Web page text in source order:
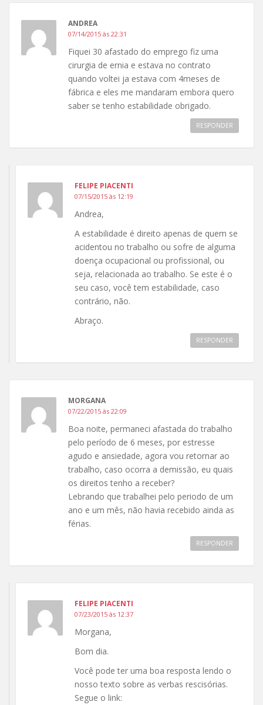
ANDREA
07/14/2015 às 22:31
Fiquei 30 afastado do emprego fiz uma
cirurgia de ernia e estava no contrato
quando voltei ja estava com 4meses de
fábrica e eles me mandaram embora quero
saber se tenho estabilidade obrigado.
RESPONDER
FELIPE PIACENTI
07/15/2015 às 12:19
Andrea,
A estabilidade é direito apenas de quem se
acidentou no trabalho ou sofre de alguma
doença ocupacional ou profissional, ou
seja, relacionada ao trabalho. Se este é o
seu caso, você tem estabilidade, caso
contrário, não.
Abraço.
RESPONDER
MORGANA
07/22/2015 às 22:09
Boa noite, permaneci afastada do trabalho
pelo período de 6 meses, por estresse
agudo e ansiedade, agora vou retornar ao
trabalho, caso ocorra a demissão, eu quais
os direitos tenho a receber?
Lebrando que trabalhei pelo periodo de um
ano e um mês, não havia recebido ainda as
férias.
RESPONDER
FELIPE PIACENTI
07/23/2015 às 12:37
Morgana,
Bom dia.
Você pode ter uma boa resposta lendo o
nosso texto sobre as verbas rescisórias.
Segue o link: